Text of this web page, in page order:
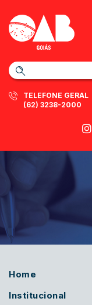
TELEFONE GERAL
(62) 3238-2000
Home
Institucional